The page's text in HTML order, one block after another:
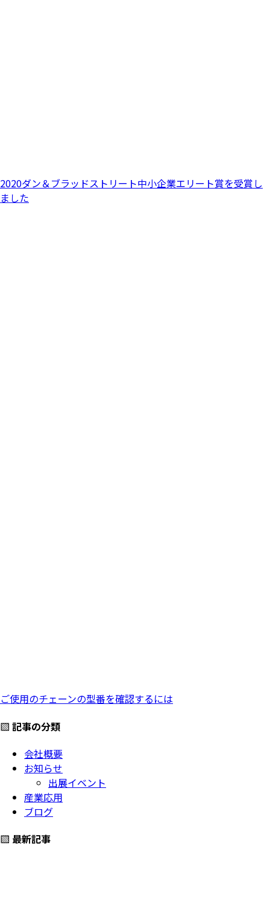
2020ダン＆ブラッドストリート中小企業エリート賞を受賞し
ました
ご使用のチェーンの型番を確認するには
▧ 記事の分類
会社概要
お知らせ
出展イベント
産業応用
ブログ
▧ 最新記事